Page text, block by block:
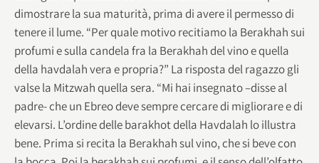
dimostrare la sua maturità, prima di avere il permesso di
tenere il lume. “Per quale motivo recitiamo la Berakhah sui
profumi e sulla candela fra la Berakhah del vino e quella
della havdalah vera e propria?” La risposta del ragazzo gli
valse la Mitzwah quella sera. “Mi hai insegnato –disse al
padre- che un Ebreo deve sempre cercare di migliorare e di
elevarsi. L’ordine delle barakhot della Havdalah lo illustra
bene. Prima si recita la Berakhah sul vino, che si beve con